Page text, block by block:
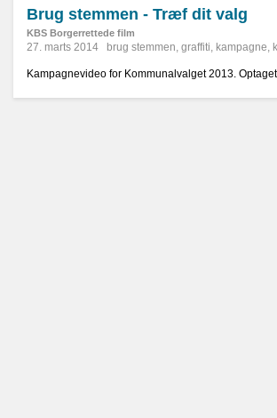
Brug stemmen - Træf dit valg
KBS Borgerrettede film
27. marts 2014 brug stemmen, graffiti, kampagne,
Kampagnevideo for Kommunalvalget 2013.